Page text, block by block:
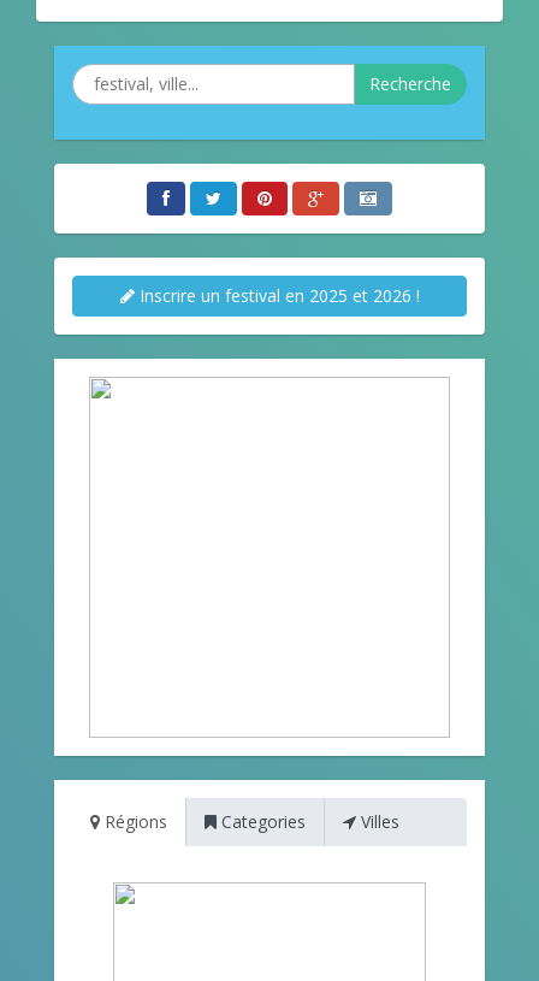
Recherche
Inscrire un festival en 2025 et 2026 !
Régions Categories Villes